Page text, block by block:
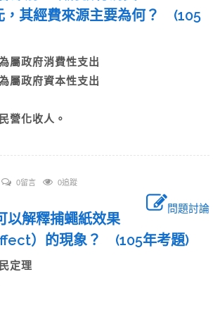
，其經費來源主要為何？ (105
屬政府消費性支出
屬政府資本性支出
營化收人。
0留言 0追蹤
問題討論
以解釋捕蠅紙效果
）的現象？ (105年考題)
定理